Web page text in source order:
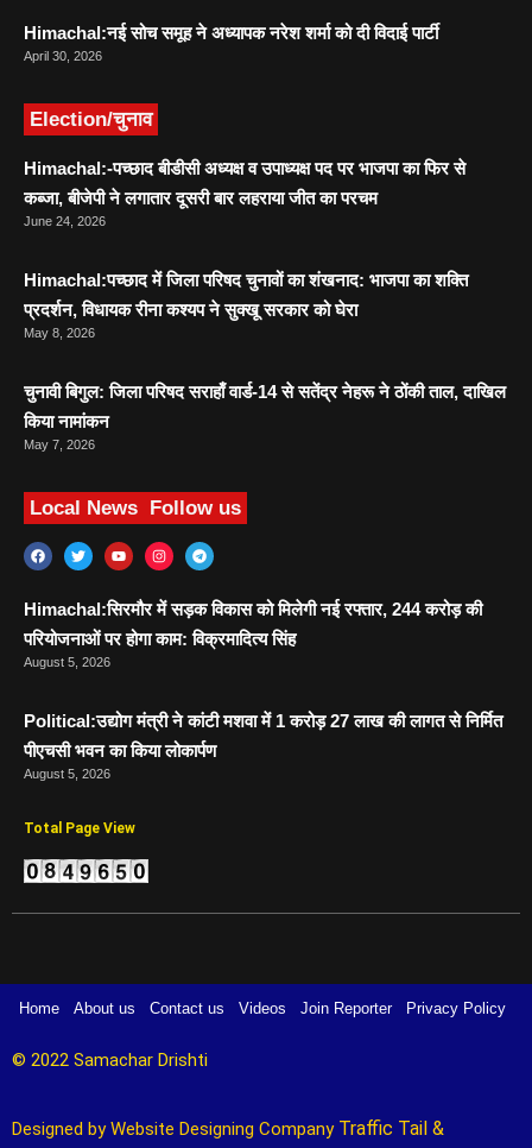
Himachal:नई सोच समूह ने अध्यापक नरेश शर्मा को दी विदाई पार्टी
April 30, 2026
Election/चुनाव
Himachal:-पच्छाद बीडीसी अध्यक्ष व उपाध्यक्ष पद पर भाजपा का फिर से
कब्जा, बीजेपी ने लगातार दूसरी बार लहराया जीत का परचम
June 24, 2026
Himachal:पच्छाद में जिला परिषद चुनावों का शंखनाद: भाजपा का शक्ति
प्रदर्शन, विधायक रीना कश्यप ने सुक्खू सरकार को घेरा
May 8, 2026
चुनावी बिगुल: जिला परिषद सराहाँ वार्ड-14 से सतेंद्र नेहरू ने ठोंकी ताल, दाखिल
किया नामांकन
May 7, 2026
Local News Follow us
Himachal:सिरमौर में सड़क विकास को मिलेगी नई रफ्तार, 244 करोड़ की
परियोजनाओं पर होगा काम: विक्रमादित्य सिंह
August 5, 2026
Political:उद्योग मंत्री ने कांटी मशवा में 1 करोड़ 27 लाख की लागत से निर्मित
पीएचसी भवन का किया लोकार्पण
August 5, 2026
Total Page View
Home About us Contact us Videos Join Reporter Privacy Policy
© 2022 Samachar Drishti
Designed by Website Designing Company Traffic Tail &